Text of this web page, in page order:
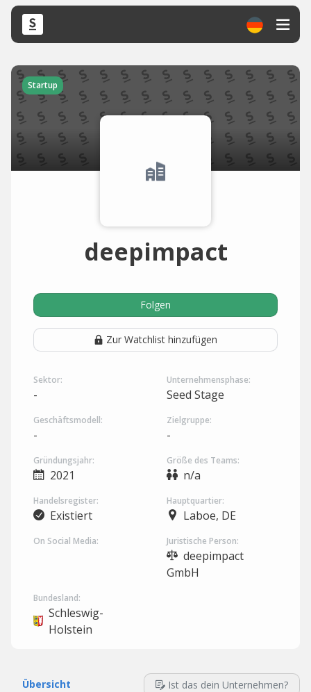
Startup
deepimpact
Folgen
Zur Watchlist hinzufügen
Sektor:
-
Unternehmensphase:
Seed Stage
Geschäftsmodell:
-
Zielgruppe:
-
Gründungsjahr:
2021
Größe des Teams:
n/a
Handelsregister:
Existiert
Hauptquartier:
Laboe, DE
On Social Media: Juristische Person:
deepimpact
GmbH
Bundesland:
Schleswig-
Holstein
Übersicht Ist das dein Unternehmen?